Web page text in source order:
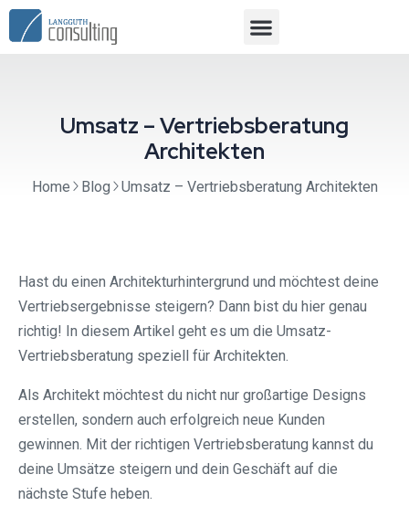
Umsatz – Vertriebsberatung
Architekten
Home Blog Umsatz – Vertriebsberatung Architekten
Hast du einen Architekturhintergrund und möchtest deine
Vertriebsergebnisse steigern? Dann bist du hier genau
richtig! In diesem Artikel geht es um die Umsatz-
Vertriebsberatung speziell für Architekten.
Als Architekt möchtest du nicht nur großartige Designs
erstellen, sondern auch erfolgreich neue Kunden
gewinnen. Mit der richtigen Vertriebsberatung kannst du
deine Umsätze steigern und dein Geschäft auf die
nächste Stufe heben.